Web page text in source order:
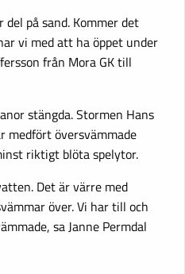
på sand. Kommer det
vi med att ha öppet under
från Mora GK till
stängda. Stormen Hans
medfört översvämmade
riktigt blöta spelytor.
Det är värre med
över. Vi har till och
sa Janne Permdal